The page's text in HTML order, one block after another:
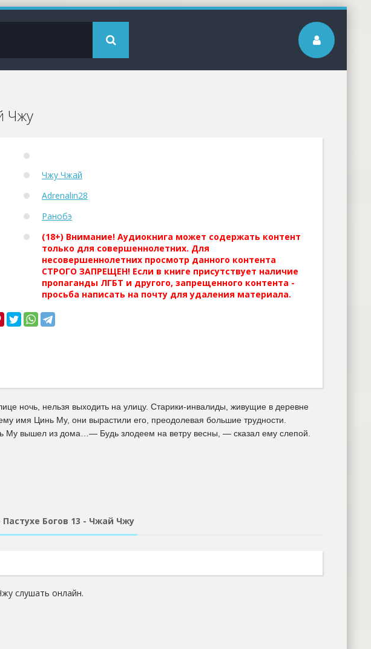
Чжу
Чжу Чжай
Adrenalin28
Ранобэ
(18+) Внимание! Аудиокнига может содержать контент
только для совершеннолетних. Для
несовершеннолетних просмотр данного контента
СТРОГО ЗАПРЕЩЕН! Если в книге присутствует наличие
пропаганды ЛГБТ и другого, запрещенного контента -
просьба написать на почту для удаления материала.
ночь, нельзя выходить на улицу. Старики-инвалиды, живущие в деревне
имя Цинь Му, они вырастили его, преодолевая большие трудности.
Му вышел из дома…— Будь злодеем на ветру весны, — сказал ему слепой.
Пастухе Богов 13 - Чжай Чжу
слушать онлайн.